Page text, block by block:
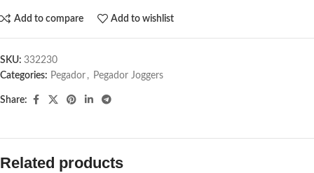
Add to compare Add to wishlist
SKU: 332230
Categories: Pegador​ , Pegador Joggers
Share:
Related products